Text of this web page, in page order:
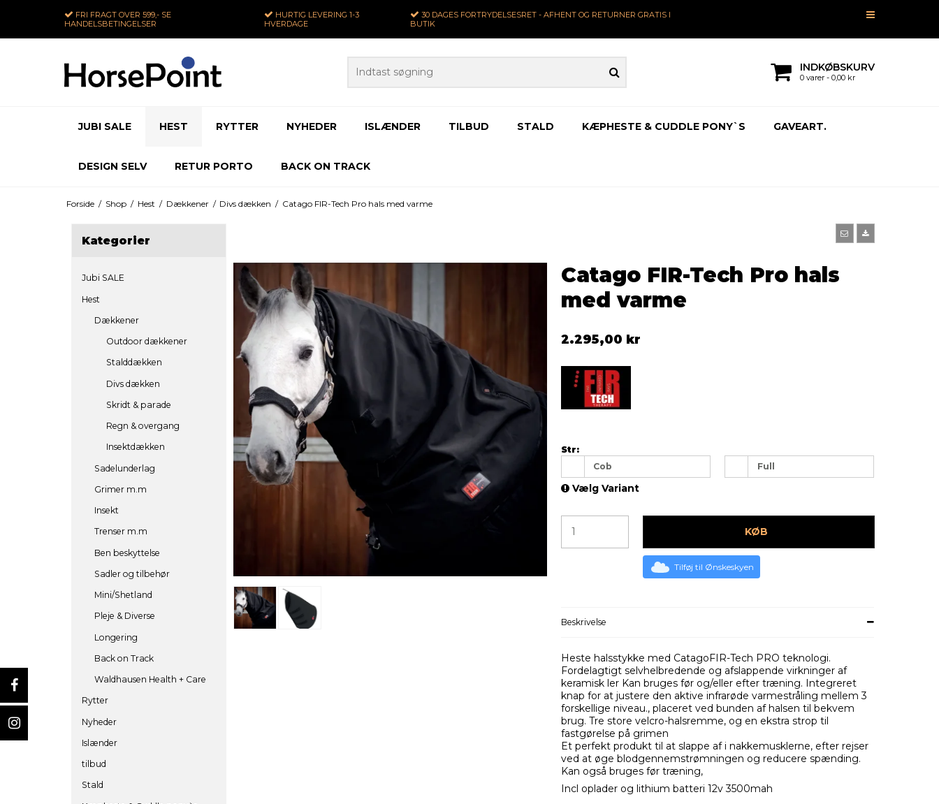
FRI FRAGT OVER 599,- SE
HANDELSBETINGELSER
HURTIG LEVERING 1-3
HVERDAGE
30 DAGESFORTRYDELSESRET - AFHENT OG RETURNER GRATIS I
BUTIK
INDKØBSKURV
0 varer - 0,00 kr
JUBI SALE HEST RYTTER NYHEDER ISLÆNDER TILBUD STALD KÆPHESTE & CUDDLE PONY`S GAVEART.
DESIGN SELV RETUR PORTO BACK ON TRACK
Forside / Shop / Hest / Dækkener / Divs dækken / Catago FIR-Tech Pro hals med varme
Kategorier
Jubi SALE
Hest
Dækkener
Outdoor dækkener
Stalddækken
Divs dækken
Skridt & parade
Regn & overgang
Insektdækken
Sadelunderlag
Grimer m.m
Insekt
Trenser m.m
Ben beskyttelse
Sadler og tilbehør
Mini/Shetland
Pleje & Diverse
Longering
Back on Track
Waldhausen Health + Care
Rytter
Nyheder
Islænder
tilbud
Stald
Catago FIR-Tech Pro hals
med varme
2.295,00 kr
Str:
Cob
Full
Vælg Variant
KØB
Tilføj til Ønskeskyen
Beskrivelse
Heste halsstykke med CatagoFIR-Tech PRO teknologi.
Fordelagtigt selvhelbredende og afslappende virkninger af
keramisk ler Kan bruges før og/eller efter træning. Integreret
knap for at justere den aktive infrarøde varmestråling mellem 3
forskellige niveau., placeret ved bunden af halsen til bekvem
brug. Tre store velcro-halsremme, og en ekstra strop til
fastgørelse på grimen
Et perfekt produkt til at slappe af i nakkemusklerne, efter rejser
ved at øge blodgennemstrømningen og reducere spænding.
Kan også bruges før træning,
Incl oplader og lithium batteri 12v 3500mah